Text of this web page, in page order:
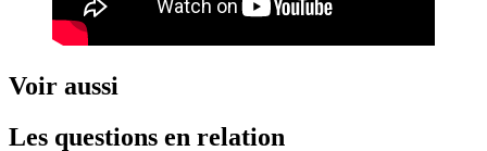
Voir aussi
Les questions en relation